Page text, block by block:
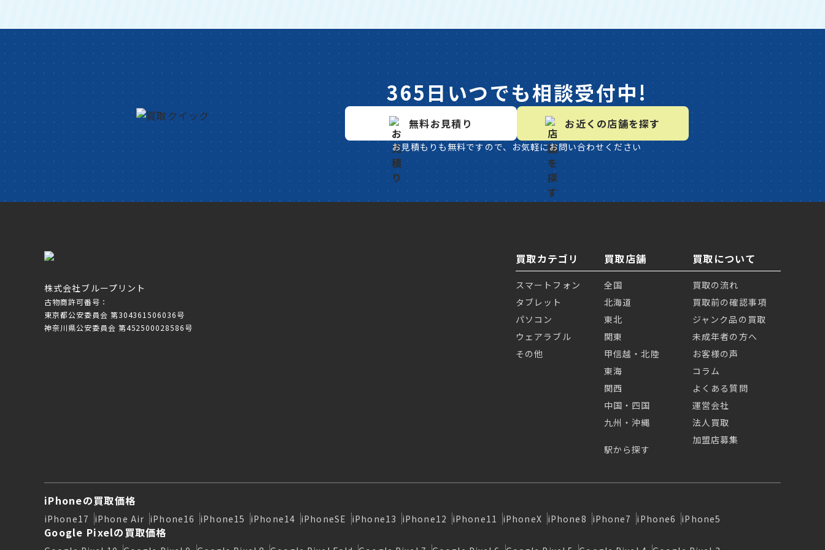
365日いつでも相談受付中!
無料お見積り お近くの店舗を探す
お見積もりも無料ですので、お気軽にお問い合わせください
株式会社ブループリント
古物商許可番号：
東京都公安委員会 第304361506036号
神奈川県公安委員会 第452500028586号
買取カテゴリ
スマートフォン
タブレット
パソコン
ウェアラブル
その他
買取店舗
全国
北海道
東北
関東
甲信越・北陸
東海
関西
中国・四国
九州・沖縄
駅から探す
買取について
買取の流れ
買取前の確認事項
ジャンク品の買取
未成年者の方へ
お客様の声
コラム
よくある質問
運営会社
法人買取
加盟店募集
iPhoneの買取価格
iPhone17 iPhone Air iPhone16 iPhone15 iPhone14 iPhoneSE iPhone13 iPhone12 iPhone11 iPhoneX iPhone8 iPhone7 iPhone6 iPhone5
Google Pixelの買取価格